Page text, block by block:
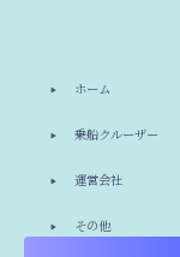
ホーム
乗船クルーザー
運営会社
その他